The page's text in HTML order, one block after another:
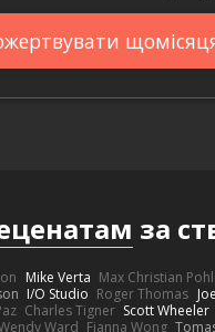
за
Mike Verta Max Christian
I/O Studio Roger Thomas
Charles Tigner Scott Wheeler
Ward Fianna Wong